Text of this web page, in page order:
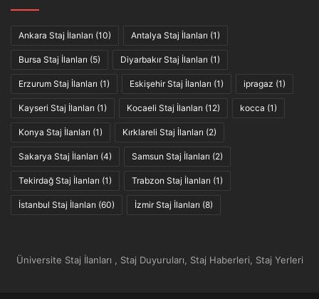
Ankara Staj İlanları (10) Antalya Staj İlanları (1)
Bursa Staj İlanları (5) Diyarbakır Staj İlanları (1)
Erzurum Staj İlanları (1) Eskişehir Staj İlanları (1) ipragaz (1)
Kayseri Staj İlanları (1) Kocaeli Staj İlanları (12) kocca (1)
Konya Staj İlanları (1) Kırklareli Staj İlanları (2)
Sakarya Staj İlanları (4) Samsun Staj İlanları (2)
Tekirdağ Staj İlanları (1) Trabzon Staj İlanları (1)
İstanbul Staj İlanları (60) İzmir Staj İlanları (8)
Üniversite Staj İlanları , Staj Duyuruları, Staj Haberleri, Staj Yerleri